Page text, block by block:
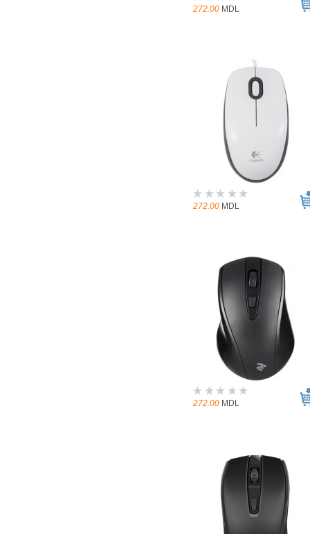
272.00 MDL
272.00 MDL
272.00 MDL